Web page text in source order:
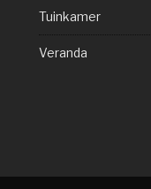
Tuinkamer
Veranda